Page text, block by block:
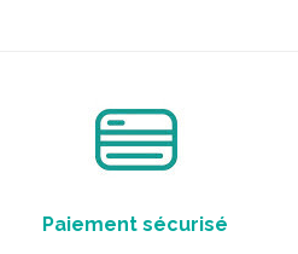
Paiement sécurisé